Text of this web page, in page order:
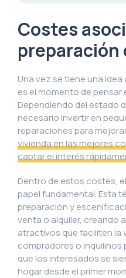
Costes
preparación
Una vez se tiene una
es el momento de pensar
Dependiendo del estado
necesario invertir en
reparaciones para
vivienda en las mejores
captar el interés
Dentro de estos costes, el
papel fundamental. Esta
preparación y
venta o alquiler, creando
atractivos que faciliten la
compradores o inquilinos
que los interesados se
hogar desde el primer